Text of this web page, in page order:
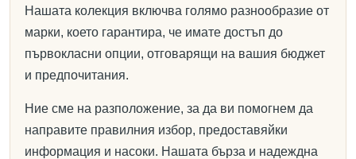
Нашата колекция включва голямо разнообразие от
марки, което гарантира, че имате достъп до
първокласни опции, отговарящи на вашия бюджет
и предпочитания.
Ние сме на разположение, за да ви помогнем да
направите правилния избор, предоставяйки
информация и насоки. Нашата бърза и надеждна